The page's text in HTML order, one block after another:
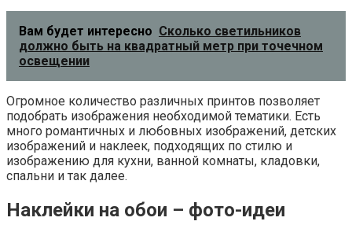
Вам будет интересно Сколько светильников
должно быть на квадратный метр при точечном
освещении
Огромное количество различных принтов позволяет
подобрать изображения необходимой тематики. Есть
много романтичных и любовных изображений, детских
изображений и наклеек, подходящих по стилю и
изображению для кухни, ванной комнаты, кладовки,
спальни и так далее.
Наклейки на обои – фото-идеи